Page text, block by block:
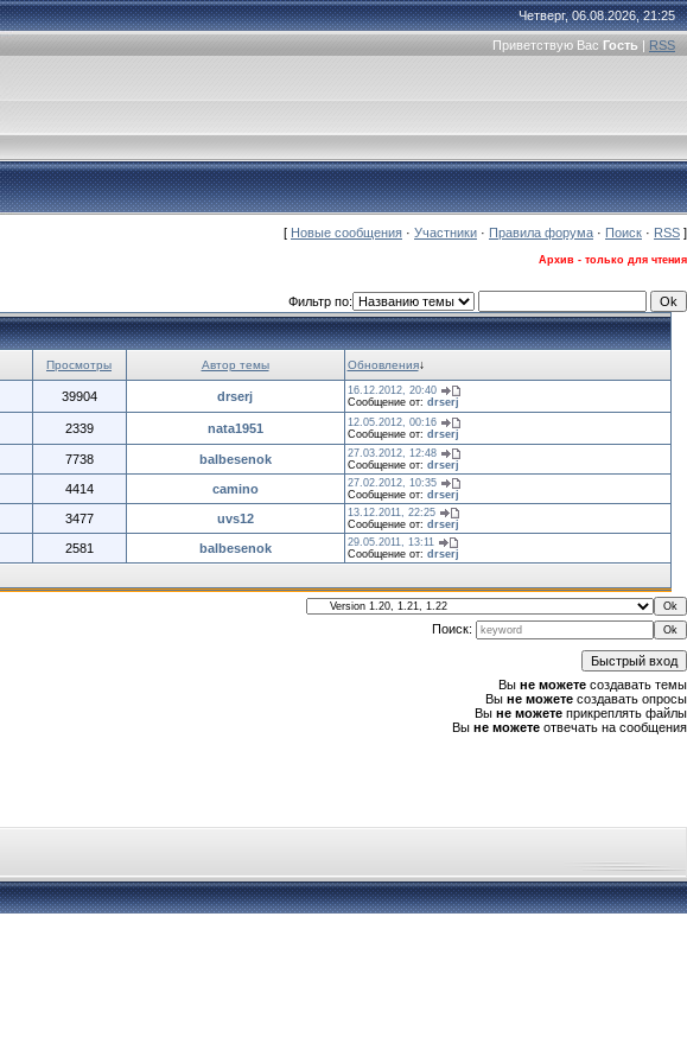
Четверг, 06.08.2026, 21:25
Приветствую Вас Гость | RSS
[ Новые сообщения · Участники · Правила форума · Поиск · RSS ]
Архив - только для чтения
Фильтр по:
Просмотры Автор темы Обновления↓
39904 drserj
16.12.2012, 20:40
Сообщение от: drserj
2339 nata1951
12.05.2012, 00:16
Сообщение от: drserj
7738 balbesenok
27.03.2012, 12:48
Сообщение от: drserj
4414 camino
27.02.2012, 10:35
Сообщение от: drserj
3477 uvs12
13.12.2011, 22:25
Сообщение от: drserj
2581 balbesenok
29.05.2011, 13:11
Сообщение от: drserj
Поиск:
Вы не можете создавать темы
Вы не можете создавать опросы
Вы не можете прикреплять файлы
Вы не можете отвечать на сообщения